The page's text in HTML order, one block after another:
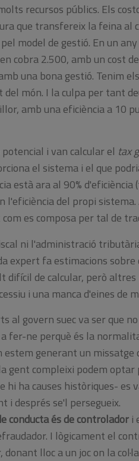
recursos públics. Els
que transfereix la feina al
model de gestió. En un
cobra 2.500, amb un cost
una bona gestió. Tenim
món. I la culpa per tant
amb una eficiència a 10
i van calcular el tax
el sistema i el que
està ara al 90% d'eficiència
l'eficiència del propi
es composa per tal de
ni l'administració
expert fa estimacions
de calcular, però
i una manca d'eines de
al govern suec va ser que
fer-ne perquè és la
generant un missatge
gent compleixi podem
hi ha causes històriques- es
i després se'l persegueix.
conducta és de controlador i
I lògicament el
lloc a un joc on la